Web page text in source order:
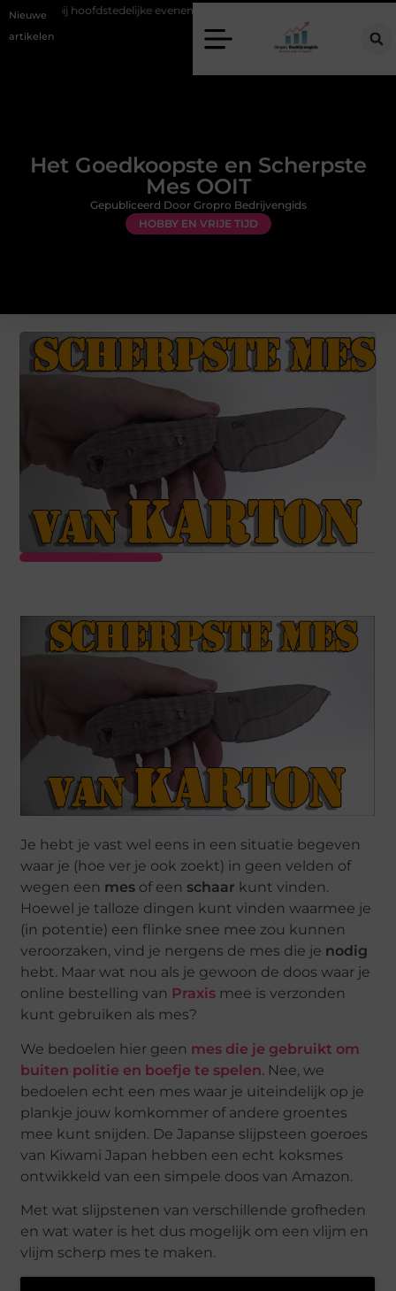
Nieuwe
artikelen
bij hoofdstedelijke evenementen
Het Goedkoopste en Scherpste
Mes OOIT
HOBBY EN VRIJE TIJD
Gepubliceerd Door Gropro Bedrijvengids
Je hebt je vast wel eens in een situatie begeven
waar je (hoe ver je ook zoekt) in geen velden of
wegen een mes of een schaar kunt vinden.
Hoewel je talloze dingen kunt vinden waarmee je
(in potentie) een flinke snee mee zou kunnen
veroorzaken, vind je nergens de mes die je nodig
hebt. Maar wat nou als je gewoon de doos waar je
online bestelling van Praxis mee is verzonden
kunt gebruiken als mes?
We bedoelen hier geen mes die je gebruikt om
buiten politie en boefje te spelen. Nee, we
bedoelen echt een mes waar je uiteindelijk op je
plankje jouw komkommer of andere groentes
mee kunt snijden. De Japanse slijpsteen goeroes
van Kiwami Japan hebben een echt koksmes
ontwikkeld van een simpele doos van Amazon.
Met wat slijpstenen van verschillende grofheden
en wat water is het dus mogelijk om een vlijm en
vlijm scherp mes te maken.